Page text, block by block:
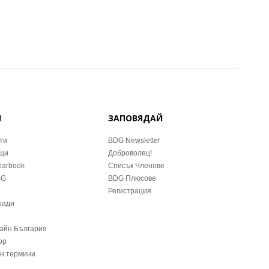
България
термини
ЗАПОВЯДАЙ
BDG Newsletter
Доброволец!
Списък Членове
BDG Плюсове
Регистрация